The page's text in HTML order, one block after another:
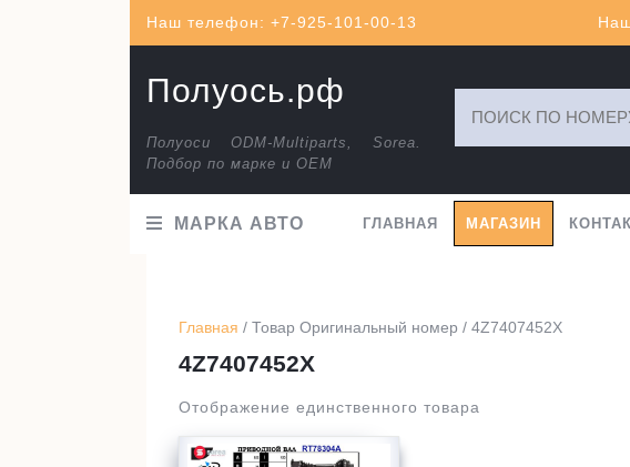
Наш телефон: +7-925-101-00-13
Полуось.рф
Полуоси ODM-Multiparts, Sorea.
Подбор по марке и ОЕМ
МАРКА АВТО ГЛАВНАЯ МАГАЗИН
Главная / Товар Оригинальный номер / 4Z7407452X
4Z7407452X
Отображение единственного товара